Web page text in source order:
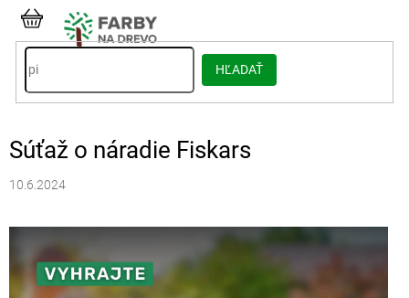
Prejsť
obsah
HĽADAŤ
NÁKUPNÝ
KOŠÍK
Súťaž o náradie Fiskars
10.6.2024